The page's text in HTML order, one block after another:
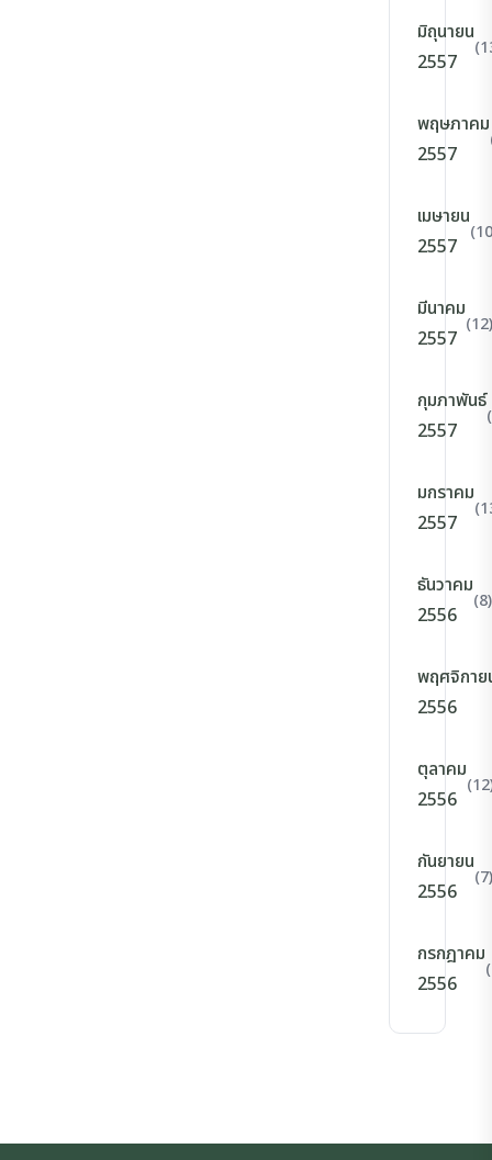
มิถุนายน
2557
พฤษภาคม
2557
เมษายน
2557
มีนาคม
2557
(12)
กุมภาพันธ์
2557
มกราคม
2557
ธันวาคม
2556
(8)
พฤศจิกาย
2556
ตุลาคม
2556
กันยายน
2556
(7)
กรกฎาคม
2556